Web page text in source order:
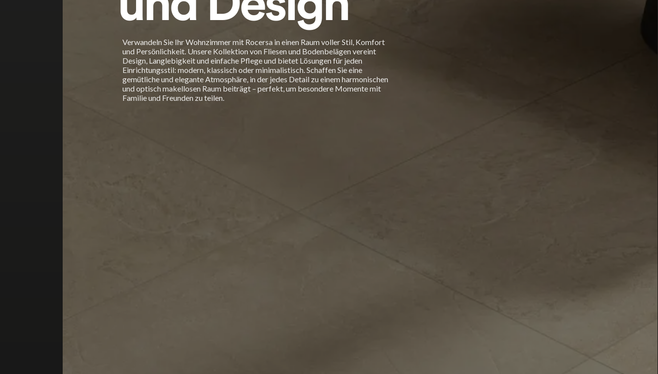
Verwandeln Sie Ihr Wohnzimmer mit Rocersa in einen Raum voller Stil, Komfort
und Persönlichkeit. Unsere Kollektion von Fliesen und Bodenbelägen vereint
Design, Langlebigkeit und einfache Pflege und bietet Lösungen für jeden
Einrichtungsstil: modern, klassisch oder minimalistisch. Schaffen Sie eine
gemütliche und elegante Atmosphäre, in der jedes Detail zu einem harmonischen
und optisch makellosen Raum beiträgt – perfekt, um besondere Momente mit
Familie und Freunden zu teilen.